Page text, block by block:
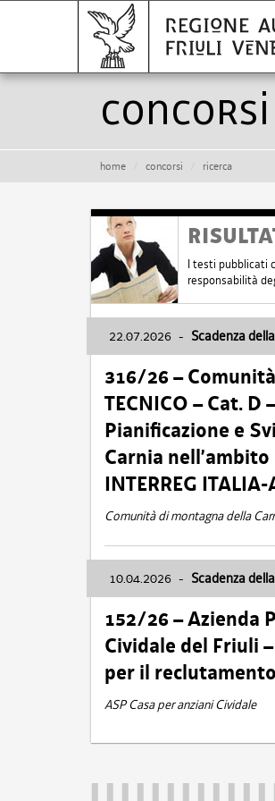
Concorsi
home concorsi ricerca
I testi pubblicati
responsabilità
22.07.2026 - Scadenza
316/26 –
TECNICO – Cat.
Pianificazione e
Carnia
INTERREG
Comunità di montagna della
10.04.2026 - Scadenza
152/26 – Azienda
Cividale del Friuli
per il
ASP Casa per anziani Cividale